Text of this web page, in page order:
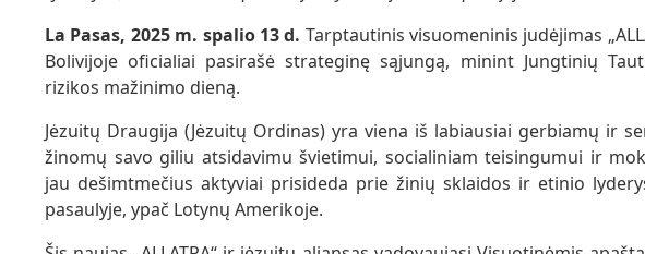
La Pasas, 2025 m. spalio 13 d. Tarptautinis visuomeninis judėjimas
Bolivijoje oficialiai pasirašė strateginę sąjungą, minint Jungtinių
rizikos mažinimo dieną.
Jėzuitų Draugija (Jėzuitų Ordinas) yra viena iš labiausiai gerbiamų ir
žinomų savo giliu atsidavimu švietimui, socialiniam teisingumui ir
jau dešimtmečius aktyviai prisideda prie žinių sklaidos ir etinio
pasaulyje, ypač Lotynų Amerikoje.